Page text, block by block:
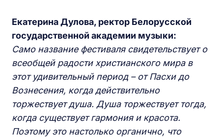
Екатерина Дулова, ректор Белорусской
государственной академии музыки:
Само название фестиваля свидетельствует о
всеобщей радости христианского мира в
этот удивительный период – от Пасхи до
Вознесения, когда действительно
торжествует душа. Душа торжествует тогда,
когда существует гармония и красота.
Поэтому это настолько органично, что